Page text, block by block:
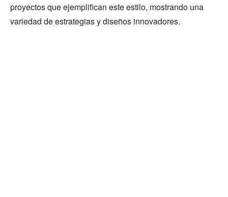
proyectos que ejemplifican este estilo, mostrando una
variedad de estrategias y diseños innovadores.